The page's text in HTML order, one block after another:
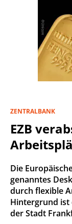
ZENTRALBANK
EZB
Die
genanntes
durch flexible
Hintergrund ist
der Stadt